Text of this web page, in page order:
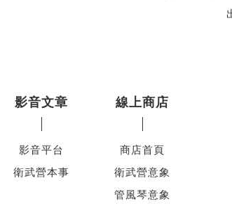
影音文章
影音平台
衛武營本事
線上商店
商店首頁
衛武營意象
管風琴意象